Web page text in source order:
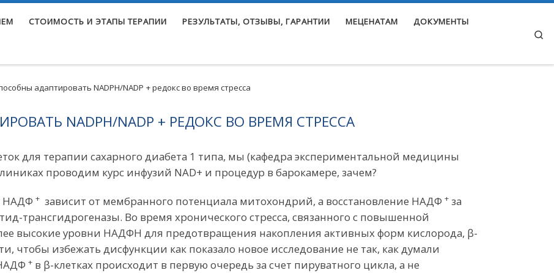
СТОИМОСТЬ И ЭТАПЫ ТЕРАПИИ РЕЗУЛЬТАТЫ, ОТЗЫВЫ, ГАРАНТИИ МЕЦЕНАТАМ ДОКУМЕНТЫ
адаптировать NADPH/NADP + редокс во время стресса
NADPH/NADP + РЕДОКС ВО ВРЕМЯ СТРЕССА
для терапии сахарного диабета 1 типа, мы (кафедра экспериментальной медицины
проводим курс инфузий NAD+ и процедур в барокамере, зачем?
НАДФ + зависит от мембранного потенциала митохондрий, а восстановление НАДФ + за
трансгидрогеназы. Во время хронического стресса, связанного с повышенной
высокие уровни НАДФН для предотвращения накопления активных форм кислорода, β-
чтобы избежать дисфункции как показало новое исследование не так, как думали
+ в β-клетках происходит в первую очередь за счет пируватного цикла, а не